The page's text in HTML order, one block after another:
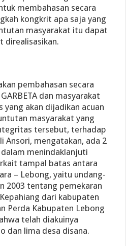
membahasan secara
kongkrit apa saja yang
masyarakat itu dapat
direalisasikan.
pembahasan secara
dan masyarakat
akan dijadikan acuan
masyarakat yang
tersebut, terhadap
Ansori, mengatakan, ada 2
menindaklanjuti
tampal batas antara
– Lebong, yaitu undang-
2003 tentang pemekaran
dari kabupaten
Perda Kabupaten Lebong
telah diakuinya
dan lima desa disana.